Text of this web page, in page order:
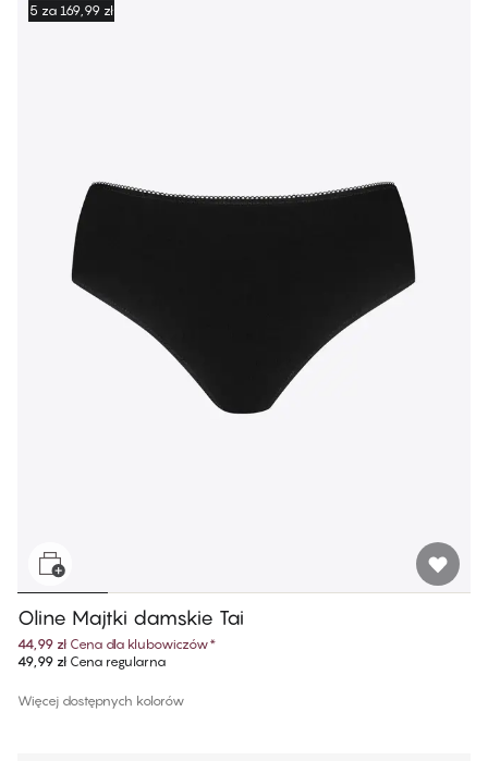
5 za 169,99 zł
Oline Majtki damskie Tai
44,99 zł Cena dla klubowiczów*
49,99 złCena regularna
Więcej dostępnych kolorów